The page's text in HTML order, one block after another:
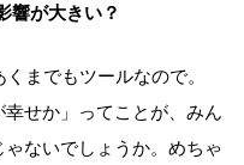
響が大きい？
までもツールなので。
せか」ってことが、みん
ないでしょうか。めちゃ